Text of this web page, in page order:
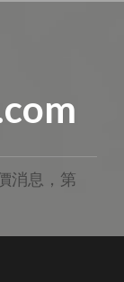
消息，第